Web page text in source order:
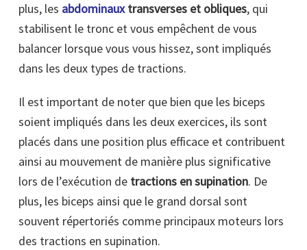
plus, les abdominauxtransverses et obliques, qui
stabilisent le tronc et vous empêchent de vous
balancer lorsque vous vous hissez, sont impliqués
dans les deux types de tractions.
Il est important de noter que bien que les biceps
soient impliqués dans les deux exercices, ils sont
placés dans une position plus efficace et contribuent
ainsi au mouvement de manière plus significative
lors de l’exécution de tractions en supination. De
plus, les biceps ainsi que le grand dorsal sont
souvent répertoriés comme principaux moteurs lors
des tractions en supination.